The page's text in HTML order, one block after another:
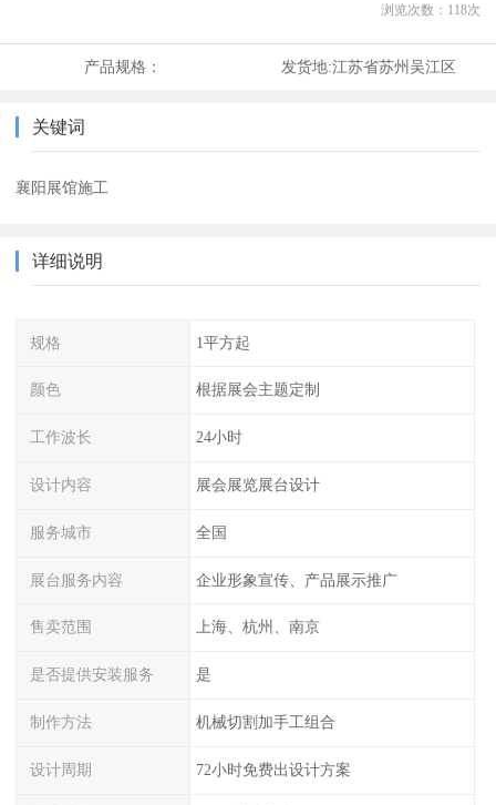
浏览次数： 118次
产品规格： 发货地:江苏省苏州吴江区
关键词
襄阳展馆施工
详细说明
规格 1平方起
颜色 根据展会主题定制
工作波长 24小时
设计内容 展会展览展台设计
服务城市 全国
展台服务内容 企业形象宣传、产品展示推广
售卖范围 上海、杭州、南京
是否提供安装服务 是
制作方法 机械切割加手工组合
设计周期 72小时免费出设计方案